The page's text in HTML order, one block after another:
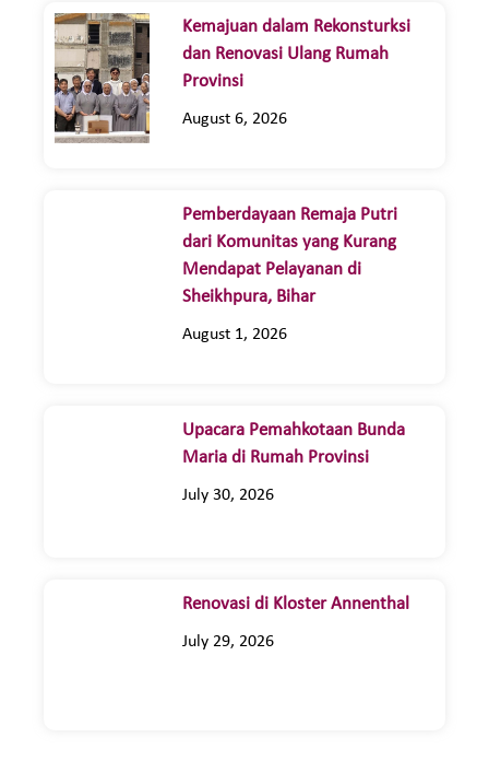
Kemajuan dalam Rekonsturksi
dan Renovasi Ulang Rumah
Provinsi
August 6, 2026
Pemberdayaan Remaja Putri
dari Komunitas yang Kurang
Mendapat Pelayanan di
Sheikhpura, Bihar
August 1, 2026
Upacara Pemahkotaan Bunda
Maria di Rumah Provinsi
July 30, 2026
Renovasi di Kloster Annenthal
July 29, 2026